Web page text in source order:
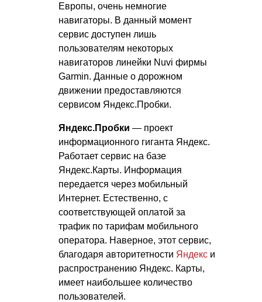
Европы, очень немногие
навигаторы. В данный момент
сервис доступен лишь
пользователям некоторых
навигаторов линейки Nuvi фирмы
Garmin. Данные о дорожном
движении предоставляются
сервисом Яндекс.Пробки.
Яндекс.Пробки — проект
информационного гиганта Яндекс.
Работает сервис на базе
Яндекс.Карты. Информация
передается через мобильный
Интернет. Естественно, с
соответствующей оплатой за
трафик по тарифам мобильного
оператора. Наверное, этот сервис,
благодаря авторитетности Яндекс и
распространению Яндекс. Карты,
имеет наибольшее количество
пользователей.